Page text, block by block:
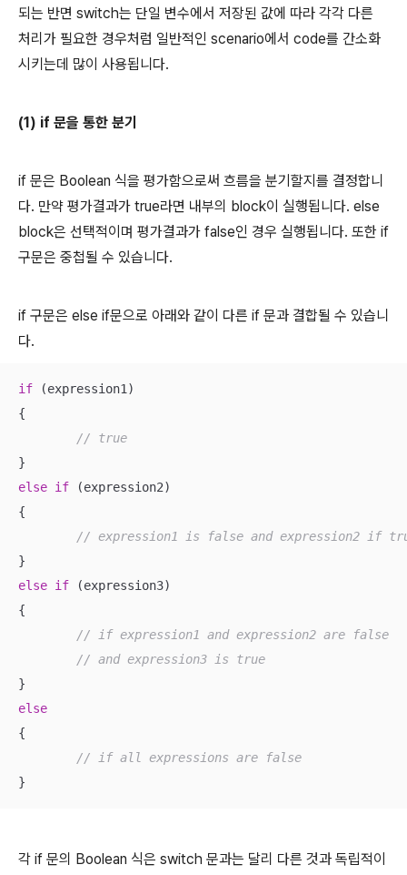
되는 반면 switch는 단일 변수에서 저장된 값에 따라 각각 다른
처리가 필요한 경우처럼 일반적인 scenario에서 code를 간소화
시키는데 많이 사용됩니다.
(1) if 문을 통한 분기
if 문은 Boolean 식을 평가함으로써 흐름을 분기할지를 결정합니
다. 만약 평가결과가 true라면 내부의 block이 실행됩니다. else
block은 선택적이며 평가결과가 false인 경우 실행됩니다. 또한 if
구문은 중첩될 수 있습니다.
if 구문은 else if문으로 아래와 같이 다른 if 문과 결합될 수 있습니
다.
if (expression1)
{
// true
else if (expression2)
{
// expression1 is false and expression2 if
else if (expression3)
{
// if expression1 and expression2 are false
// and expression3 is true
else
{
// if all expressions are false
}
각 if 문의 Boolean 식은 switch 문과는 달리 다른 것과 독립적이